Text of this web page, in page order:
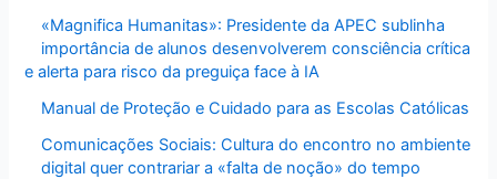
«Magnifica Humanitas»: Presidente da APEC sublinha
importância de alunos desenvolverem consciência crítica
e alerta para risco da preguiça face à IA
Manual de Proteção e Cuidado para as Escolas Católicas
Comunicações Sociais: Cultura do encontro no ambiente
digital quer contrariar a «falta de noção» do tempo